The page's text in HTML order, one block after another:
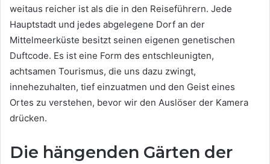
weitaus reicher ist als die in den Reiseführern. Jede
Hauptstadt und jedes abgelegene Dorf an der
Mittelmeerküste besitzt seinen eigenen genetischen
Duftcode. Es ist eine Form des entschleunigten,
achtsamen Tourismus, die uns dazu zwingt,
innehezuhalten, tief einzuatmen und den Geist eines
Ortes zu verstehen, bevor wir den Auslöser der Kamera
drücken.
Die hängenden Gärten der